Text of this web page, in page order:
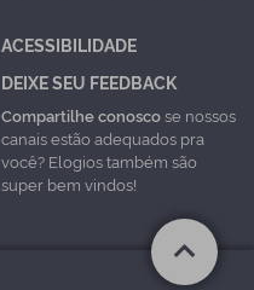
ACESSIBILIDADE
DEIXE SEU FEEDBACK
Compartilhe conoscose nossos
canais estão adequados pra
você? Elogios também são
super bem vindos!